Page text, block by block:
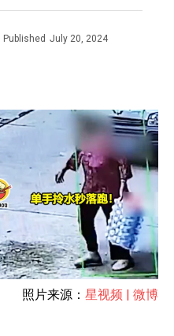
Published July 20, 2024
照片来源： 星视频 | 微博